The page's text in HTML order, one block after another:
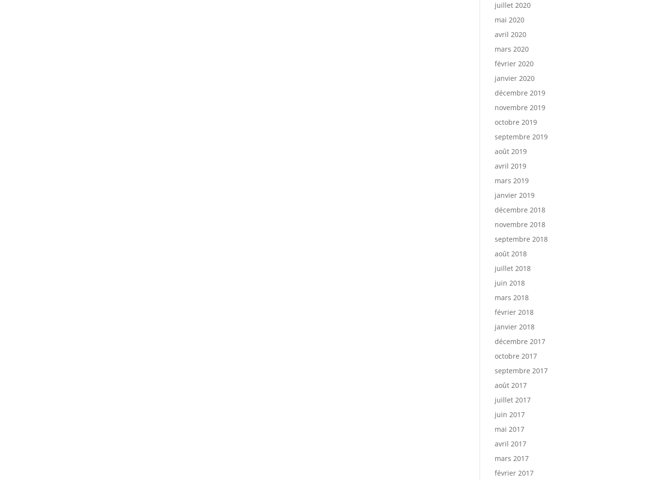
juillet 2020
mai 2020
avril 2020
mars 2020
février 2020
janvier 2020
décembre 2019
novembre 2019
octobre 2019
septembre 2019
août 2019
avril 2019
mars 2019
janvier 2019
décembre 2018
novembre 2018
septembre 2018
août 2018
juillet 2018
juin 2018
mars 2018
février 2018
janvier 2018
décembre 2017
octobre 2017
septembre 2017
août 2017
juillet 2017
juin 2017
mai 2017
avril 2017
mars 2017
février 2017